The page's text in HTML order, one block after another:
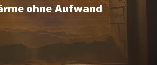
ohne Aufwand